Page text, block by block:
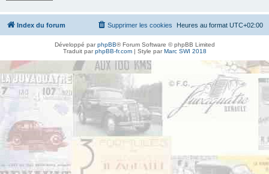
Index du forum Heures au format UTC+02:00
Supprimer les cookies
Développé parphpBB® Forum Software © phpBB Limited
Traduit parphpBB-fr.com| Style parMarc SWI 2018